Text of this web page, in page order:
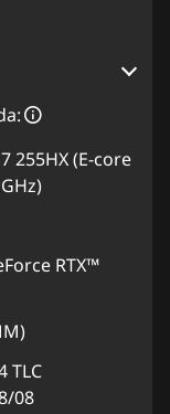
255HX (E-core
RTX™
TLC
08